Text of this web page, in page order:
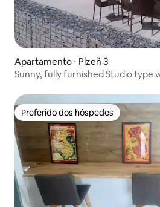
Apartamento ⋅ Plzeň 3
Sunny, fully furnished Studio type
Preferido dos hóspedes
Preferido dos hóspedes